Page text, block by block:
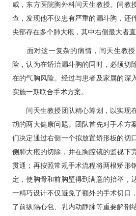
威，东方医院胸外科闫天生教授。闫教
查，发现他不仅患有严重的漏斗胸，还
尖部存在多个肺大疱，其中右侧最大者直
面对这一复杂的病情， 闫天生教
险，认为在矫治漏斗胸的同时，必须切
在的气胸风险。经过与患者及家属的深
实施一期联合手术方案。
闫天生教授团队精心筹划，以实现
胡的两大健康问题。团队首先对手术方
们决定通过右侧一个拟放置矫形板的切
侧肺大疱的切除，并在胸腔镜的监视下
贯通；再按照常规手术流程将两根矫形
定，使胸骨和前胸壁得到满意的抬举，
一精巧设计不仅避免了额外的手术切口
了前纵隔心包、乳内动静脉等重要解剖